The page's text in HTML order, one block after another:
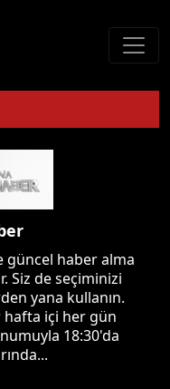
güncel haber alma
Siz de seçiminizi
yana kullanın.
hafta içi her gün
18:30'da